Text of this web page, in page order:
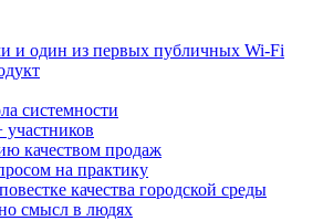
и один из первых публичных Wi‑Fi
системности
участников
качеством продаж
на практику
качества городской среды
смысл в людях